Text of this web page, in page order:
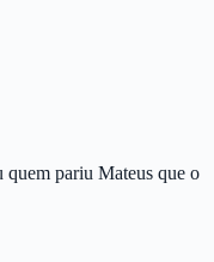
quem pariu Mateus que o